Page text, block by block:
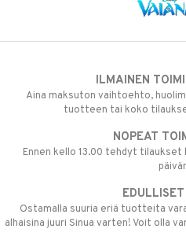
ILMAINEN
Aina maksuton vaihtoehto,
tuotteen tai koko
NOPEAT
Ennen kello 13.00 tehdyt
Ostamalla suuria eriä tuotteita
alhaisina juuri Sinua varten! Voit olla